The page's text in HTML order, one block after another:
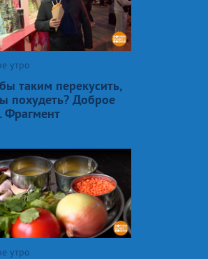
утро
таким перекусить,
похудеть? Доброе
Фрагмент
утро